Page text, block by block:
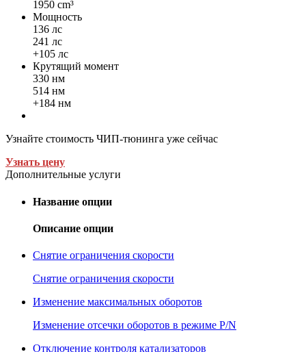
1950 cm³
Мощность
136 лс
241 лс
+105 лс
Крутящий момент
330 нм
514 нм
+184 нм
Узнайте стоимость ЧИП-тюнинга уже сейчас
Узнать цену
Дополнительные услуги
Название опции
Описание опции
Снятие ограничения скорости
Снятие ограничения скорости
Изменение максимальных оборотов
Изменение отсечки оборотов в режиме P/N
Отключение контроля катализаторов